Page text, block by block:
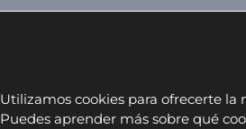
Utilizamos cookies para ofrecerte
Puedes aprender más sobre qué